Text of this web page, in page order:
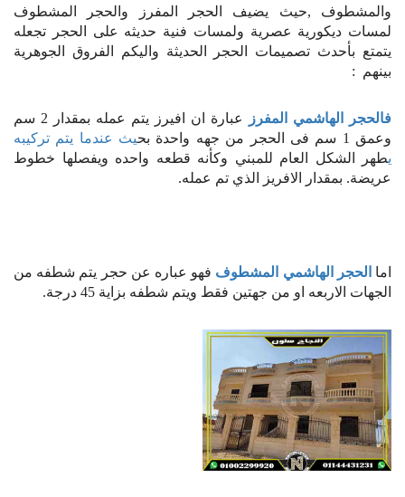
والمشطوف ,حيث يضيف الحجر المفرز والحجر المشطوف
لمسات ديكورية عصرية ولمسات فنية حديثه على الحجر تجعله
يتمتع بأحدث تصميمات الحجر الحديثة واليكم الفروق الجوهرية
بينهم :
فالحجر الهاشمي المفرز
عبارة ان افيرز يتم عمله بمقدار 2 سم
وعمق 1 سم فى الحجر من جهه واحدة بح
يث عندما يتم تركيبه
يطهر الشكل العام للمبني وكأنه قطعه واحده ويفصلها خطوط
عريضة. بمقدار الافريز الذي تم عمله.
اما الحجر الهاشمي المشطوف فهو عباره عن حجر يتم شطفه من
الجهات الاربعه او من جهتين فقط ويتم شطفه بزاية 45 درجة.